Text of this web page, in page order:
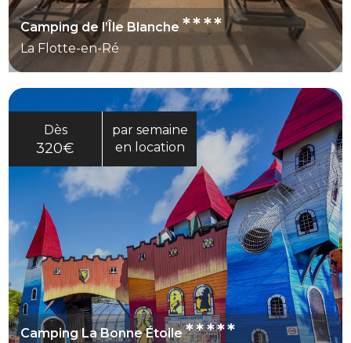
Camping de l’Île Blanche****
La Flotte-en-Ré
Dès
320€
par semaine
en location
Camping La Bonne Étoile*****